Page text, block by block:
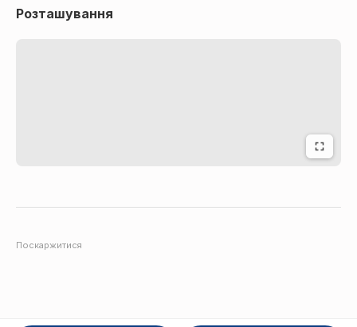
Розташування
Поскаржитися